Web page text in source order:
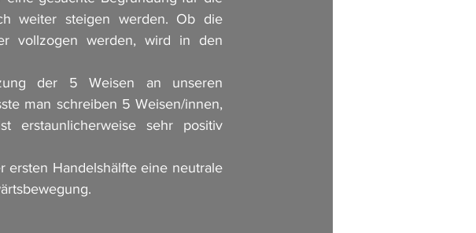
weiter steigen werden. Ob die
vollzogen werden, wird in den
der 5 Weisen an unseren
man schreiben 5 Weisen/innen,
erstaunlicherweise sehr positiv
ersten Handelshälfte eine neutrale